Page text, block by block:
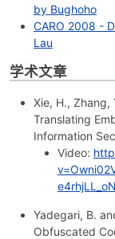
by Bughoho
CARO 2008 -
Lau
学术文章
Xie, H., Zhang,
Translating
Information
Video:
Yadegari, B.
Obfuscated